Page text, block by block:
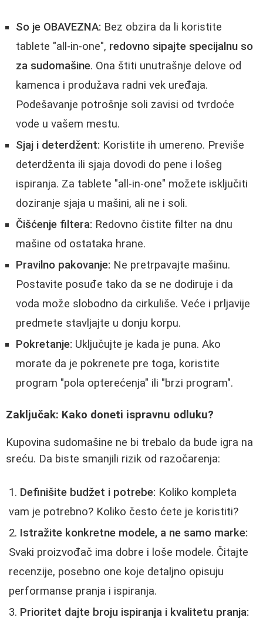
So je OBAVEZNA: Bez obzira da li koristite
tablete "all-in-one", redovno sipajte specijalnu so
za sudomašine. Ona štiti unutrašnje delove od
kamenca i produžava radni vek uređaja.
Podešavanje potrošnje soli zavisi od tvrdoće
vode u vašem mestu.
Sjaj i deterdžent: Koristite ih umereno. Previše
deterdženta ili sjaja dovodi do pene i lošeg
ispiranja. Za tablete "all-in-one" možete isključiti
doziranje sjaja u mašini, ali ne i soli.
Čišćenje filtera: Redovno čistite filter na dnu
mašine od ostataka hrane.
Pravilno pakovanje: Ne pretrpavajte mašinu.
Postavite posuđe tako da se ne dodiruje i da
voda može slobodno da cirkuliše. Veće i prljavije
predmete stavljajte u donju korpu.
Pokretanje: Uključujte je kada je puna. Ako
morate da je pokrenete pre toga, koristite
program "pola opterećenja" ili "brzi program".
Zaključak: Kako doneti ispravnu odluku?
Kupovina sudomašine ne bi trebalo da bude igra na
sreću. Da biste smanjili rizik od razočarenja:
Definišite budžet i potrebe: Koliko kompleta
vam je potrebno? Koliko često ćete je koristiti?
Istražite konkretne modele, a ne samo marke:
Svaki proizvođač ima dobre i loše modele. Čitajte
recenzije, posebno one koje detaljno opisuju
performanse pranja i ispiranja.
Prioritet dajte broju ispiranja i kvalitetu pranja: